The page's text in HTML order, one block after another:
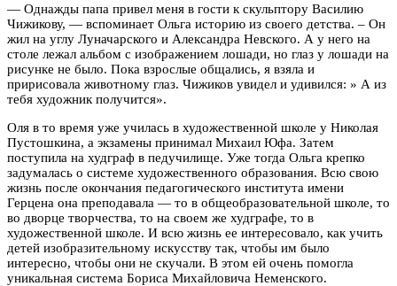
— Однажды папа привел меня в гости к скульптору Василию
Чижикову, — вспоминает Ольга историю из своего детства. – Он
жил на углу Луначарского и Александра Невского. А у него на
столе лежал альбом с изображением лошади, но глаз у лошади на
рисунке не было. Пока взрослые общались, я взяла и
пририсовала животному глаз. Чижиков увидел и удивился: » А из
тебя художник получится».
Оля в то время уже училась в художественной школе у Николая
Пустошкина, а экзамены принимал Михаил Юфа. Затем
поступила на худграф в педучилище. Уже тогда Ольга крепко
задумалась о системе художественного образования. Всю свою
жизнь после окончания педагогического института имени
Герцена она преподавала — то в общеобразовательной школе, то
во дворце творчества, то на своем же худграфе, то в
художественной школе. И всю жизнь ее интересовало, как учить
детей изобразительному искусству так, чтобы им было
интересно, чтобы они не скучали. В этом ей очень помогла
уникальная система Бориса Михайловича Неменского.